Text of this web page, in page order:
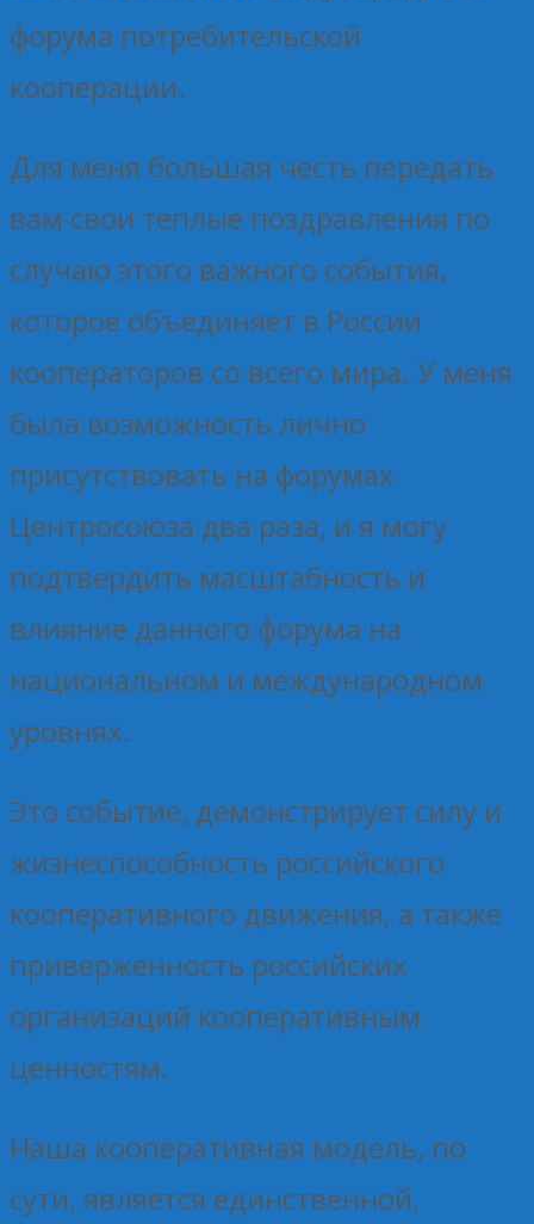
форума потребительской
кооперации.
Для меня большая честь передать
вам свои теплые поздравления по
случаю этого важного события,
которое объединяет в России
кооператоров со всего мира. У меня
была возможность лично
присутствовать на форумах
Центросоюза два раза, и я могу
подтвердить масштабность и
влияние данного форума на
национальном и международном
уровнях.
Это событие, демонстрирует силу и
жизнеспособность российского
кооперативного движения, а также
приверженность российских
организаций кооперативным
ценностям.
Наша кооперативная модель, по
сути, является единственной,